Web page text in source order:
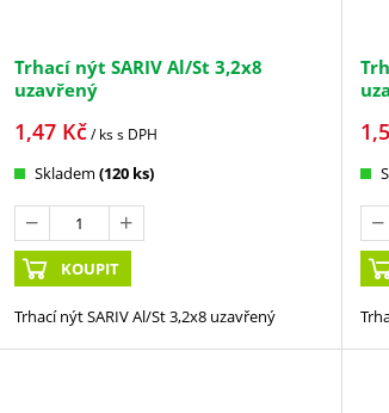
Trhací nýt SARIV Al/St 3,2x8
uzavřený
1,47Kč/ kss DPH
Skladem (120 ks)
KOUPIT
Trhací nýt SARIV Al/St 3,2x8 uzavřený